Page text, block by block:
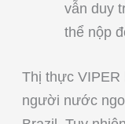
vẫn duy
thể nộp
Thị thực VIPER
người nước